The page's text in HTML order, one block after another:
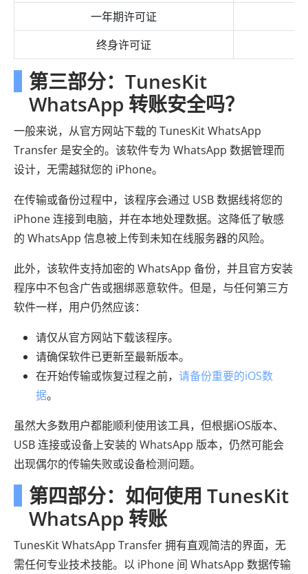
一年期许可证
终身许可证
第三部分：TunesKit
WhatsApp 转账安全吗？
一般来说，从官方网站下载的 TunesKit WhatsApp
Transfer 是安全的。该软件专为 WhatsApp 数据管理而
设计，无需越狱您的 iPhone。
在传输或备份过程中，该程序会通过 USB 数据线将您的
iPhone 连接到电脑，并在本地处理数据。这降低了敏感
的 WhatsApp 信息被上传到未知在线服务器的风险。
此外，该软件支持加密的 WhatsApp 备份，并且官方安装
程序中不包含广告或捆绑恶意软件。但是，与任何第三方
软件一样，用户仍然应该：
请仅从官方网站下载该程序。
请确保软件已更新至最新版本。
在开始传输或恢复过程之前， 请备份重要的iOS数
据。
虽然大多数用户都能顺利使用该工具，但根据iOS版本、
USB 连接或设备上安装的 WhatsApp 版本，仍然可能会
出现偶尔的传输失败或设备检测问题。
第四部分：如何使用 TunesKit
WhatsApp 转账
TunesKit WhatsApp Transfer 拥有直观简洁的界面，无
需任何专业技术技能。以 iPhone 间 WhatsApp 数据传输